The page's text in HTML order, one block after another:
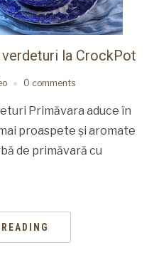
la CrockPot
0 comments
Primăvara aduce în
proaspete și aromate
de primăvară cu